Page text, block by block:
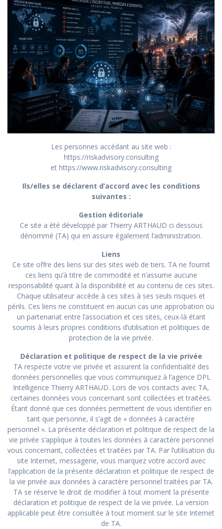
Les personnes accédant au site web :
https://riskadvisory.consulting
et https://www.riskadvisory.consulting
Ils/elles se déclarent d’accord avec les conditions
suivantes :
Gestion éditoriale
Ce site a été développé par Thierry ARTHAUD ci dessous
dénommé (TA) qui en assure également l’administration.
Liens
Ce site offre des liens sur des sites web de tiers. TA ne fournit
ces liens qu’à titre de commodité et n’assume aucune
responsabilité quant à la disponibilité et au contenu de ces sites.
Chaque utilisateur accède à ces sites à ses seuls risques et
périls. Ces liens ne constituent en aucun cas une approbation ou
un partenariat entre l’association et ces sites, ceux-là étant
soumis à leurs propres conditions d’utilisation et politiques de
protection de la vie privée.
Déclaration et politique de respect de la vie privée
TA respecte votre vie privée et assurent la confidentialité des
données personnelles que vous communiquez à l’agence DPL
Intelligence Thierry ARTHAUD. Lors de vos contacts avec TA,
certaines données vous concernant sont collectées et traitées.
Étant donné que ces données permettent de vous identifier en
tant que personne, il s’agit de « données à caractère
personnel ». La présente déclaration et politique de respect de la
vie privée s’applique à toutes les données à caractère personnel
vous concernant, collectées et traitées par TA. Par l’utilisation du
site Internet, messagerie, vous marquez votre accord avec
l’application de la présente déclaration et politique de respect de
la vie privée aux données à caractère personnel traitées par TA.
TA se réserve le droit de modifier à tout moment la présente
déclaration et politique de respect de la vie privée. La version
applicable peut être consultée à tout moment sur le site Internet
de TA.